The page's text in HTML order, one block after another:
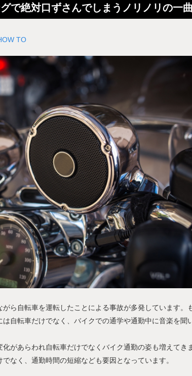
で絶対口ずさんでしまうノリノリの一曲
TO
ら自転車を運転したことによる事故が多発しています。
自転車だけでなく、バイクでの通学や通勤中に音楽を聞
化があらわれ自転車だけでなくバイク通勤の姿も増えてき
なく、通勤時間の短縮なども要因となっています。